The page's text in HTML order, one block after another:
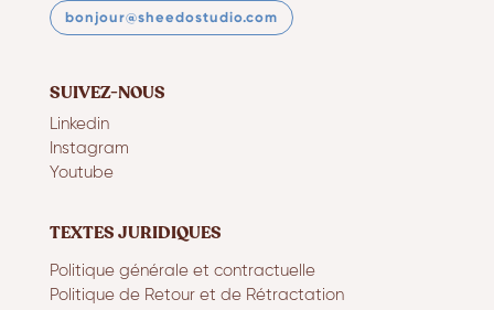
bonjour@sheedostudio.com
SUIVEZ-NOUS
Linkedin
Instagram
Youtube
TEXTES JURIDIQUES
Politique générale et contractuelle
Politique de Retour et de Rétractation